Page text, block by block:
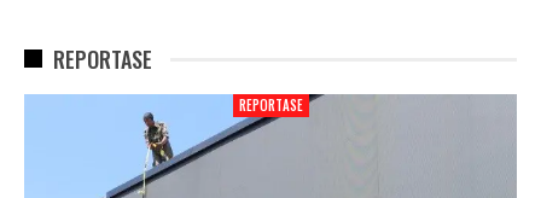
REPORTASE
REPORTASE